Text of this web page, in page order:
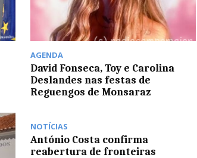
AGENDA
David Fonseca, Toy e Carolina
Deslandes nas festas de
Reguengos de Monsaraz
NOTÍCIAS
António Costa confirma
reabertura de fronteiras